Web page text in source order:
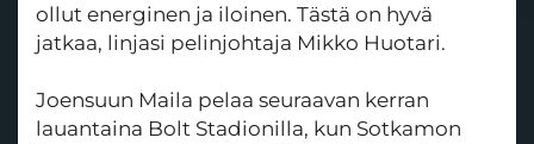
ollut energinen ja iloinen. Tästä on hyvä
jatkaa, linjasi pelinjohtaja Mikko Huotari.
Joensuun Maila pelaa seuraavan kerran
lauantaina Bolt Stadionilla, kun Sotkamon